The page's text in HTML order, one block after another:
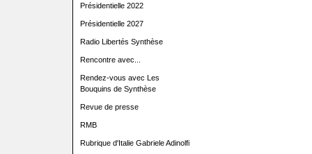
Présidentielle 2022
Présidentielle 2027
Radio Libertés Synthèse
Rencontre avec...
Rendez-vous avec Les
Bouquins de Synthèse
Revue de presse
RMB
Rubrique d'Italie Gabriele Adinolfi